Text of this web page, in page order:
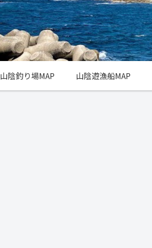
山陰釣り場MAP 山陰遊漁船MAP